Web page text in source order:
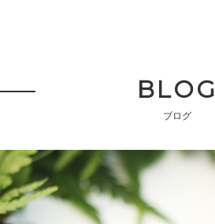
BLOG
ブログ